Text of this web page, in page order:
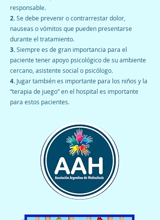
responsable.
2.Se debe prevenir o contrarrestar dolor,
nauseas o vómitos que pueden presentarse
durante el tratamiento.
3.Siempre es de gran importancia para el
paciente tener apoyo psicológico de su ambiente
cercano, asistente social o psicólogo.
4. Jugar también es importante para los niños y la
“terapia de juego” en el hospital es importante
para estos pacientes.